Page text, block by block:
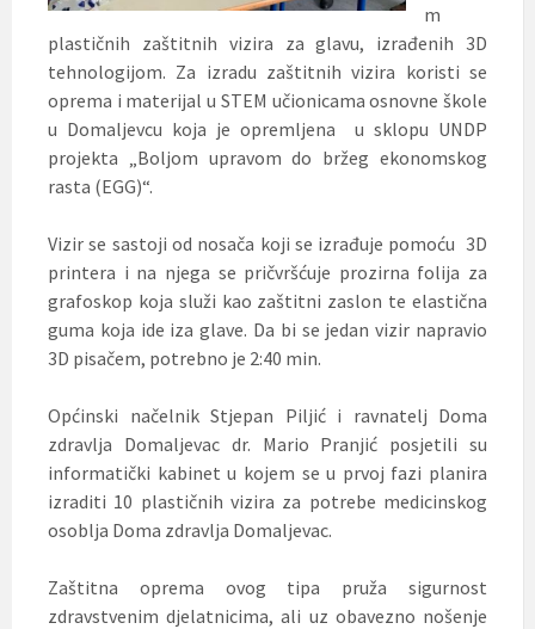
m
plastičnih zaštitnih vizira za glavu, izrađenih 3D
tehnologijom. Za izradu zaštitnih vizira koristi se
oprema i materijal u STEM učionicama osnovne škole
u Domaljevcu koja je opremljena u sklopu UNDP
projekta „Boljom upravom do bržeg ekonomskog
rasta (EGG)“.
Vizir se sastoji od nosača koji se izrađuje pomoću 3D
printera i na njega se pričvršćuje prozirna folija za
grafoskop koja služi kao zaštitni zaslon te elastična
guma koja ide iza glave. Da bi se jedan vizir napravio
3D pisačem, potrebno je 2:40 min.
Općinski načelnik Stjepan Piljić i ravnatelj Doma
zdravlja Domaljevac dr. Mario Pranjić posjetili su
informatički kabinet u kojem se u prvoj fazi planira
izraditi 10 plastičnih vizira za potrebe medicinskog
osoblja Doma zdravlja Domaljevac.
Zaštitna oprema ovog tipa pruža sigurnost
zdravstvenim djelatnicima, ali uz obavezno nošenje